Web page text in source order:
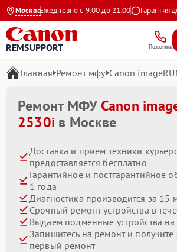
МоскваЕжедневно с 9:00 до 21:00 Гарантия до 1
REMSUPPORT Позвонить
Главная Ремонт мфу Canon
Ремонт МФУ Canon
2530i в Москве
Доставка и приём техники
предоставляется бесплатно
Гарантийное и постгарантийное
1 года
Диагностика производится за 15
Срочный ремонт устройства в
Выдаём подменные устройства
Запишитесь на ремонт и получите
первый ремонт